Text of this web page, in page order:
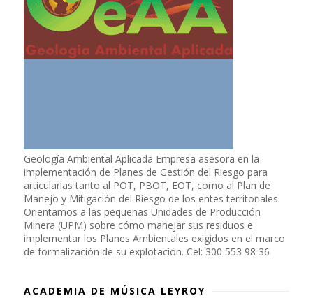
Geología Ambiental Aplicada Empresa asesora en la
implementación de Planes de Gestión del Riesgo para
articularlas tanto al POT, PBOT, EOT, como al Plan de
Manejo y Mitigación del Riesgo de los entes territoriales.
Orientamos a las pequeñas Unidades de Producción
Minera (UPM) sobre cómo manejar sus residuos e
implementar los Planes Ambientales exigidos en el marco
de formalización de su explotación. Cel: 300 553 98 36
ACADEMIA DE MÚSICA LEYROY